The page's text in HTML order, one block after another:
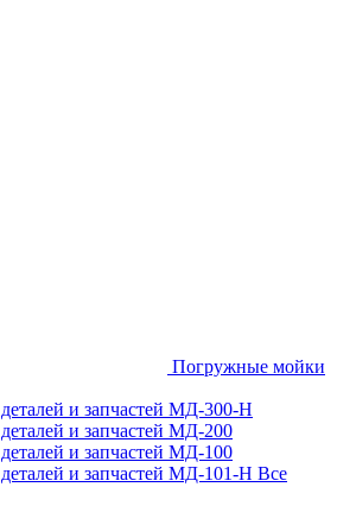
Погружные мойки
и запчастей МД-300-H
и запчастей МД-200
и запчастей МД-100
и запчастей МД-101-Н Все